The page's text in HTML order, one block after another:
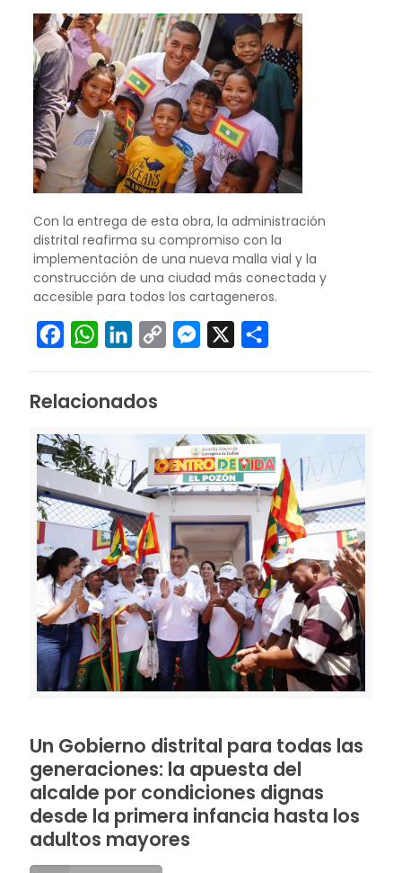
Con la entrega de esta obra, la administración
distrital reafirma su compromiso con la
implementación de una nueva malla vial y la
construcción de una ciudad más conectada y
accesible para todos los cartageneros.
FacebookWhatsAppLinkedIn
Copy
Messenger
Relacionados
Un Gobierno distrital para todas las
generaciones: la apuesta del
alcalde por condiciones dignas
desde la primera infancia hasta los
adultos mayores